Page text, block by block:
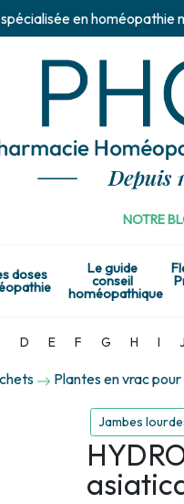
en
NOTRE
doses Le guide
conseil
homéopathique
D E F G H I J
Plantes en vrac
Jambes